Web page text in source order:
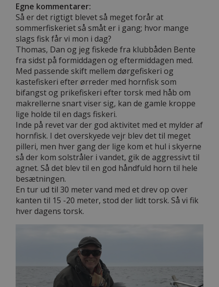
Egne kommentarer:
Så er det rigtigt blevet så meget forår at
sommerfiskeriet så småt er i gang; hvor mange
slags fisk får vi mon i dag?
Thomas, Dan og jeg fiskede fra klubbåden Bente
fra sidst på formiddagen og eftermiddagen med.
Med passende skift mellem dørgefiskeri og
kastefiskeri efter ørreder med hornfisk som
bifangst og prikefiskeri efter torsk med håb om
makrellerne snart viser sig, kan de gamle kroppe
lige holde til en dags fiskeri.
Inde på revet var der god aktivitet med et mylder af
hornfisk. I det overskyede vejr blev det til meget
pilleri, men hver gang der lige kom et hul i skyerne
så der kom solstråler i vandet, gik de aggressivt til
agnet. Så det blev til en god håndfuld horn til hele
besætningen.
En tur ud til 30 meter vand med et drev op over
kanten til 15 -20 meter, stod der lidt torsk. Så vi fik
hver dagens torsk.